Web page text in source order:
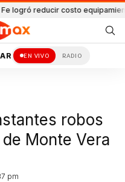
costo equipamiento
EN VIVO RADIO
robos
Monte Vera
pm